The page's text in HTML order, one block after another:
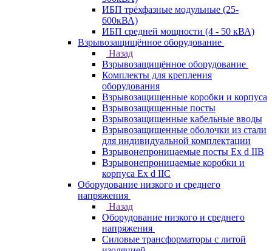
ИБП трёхфазные модульные (25-
600кВА)
ИБП средней мощности (4 - 50 кВА)
Взрывозащищённое оборудование
Назад
Взрывозащищённое оборудование
Комплекты для крепления
оборудования
Взрывозащищенные коробки и корпуса
Взрывозащищенные посты
Взрывозащищенные кабельные вводы
Взрывозащищенные оболочки из стали
для индивидуальной комплектации
Взрывонепроницаемые посты Ex d IIB
Взрывонепроницаемые коробки и
корпуса Ex d IIС
Оборудование низкого и среднего
напряжения
Назад
Оборудование низкого и среднего
напряжения
Силовые трансформаторы с литой